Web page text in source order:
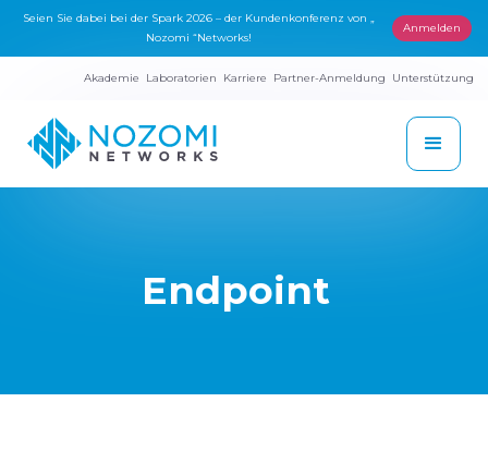
Seien Sie dabei bei der Spark 2026 – der Kundenkonferenz von „
Nozomi “Networks!
Anmelden
Akademie Laboratorien Karriere Partner-Anmeldung Unterstützung
Endpoint